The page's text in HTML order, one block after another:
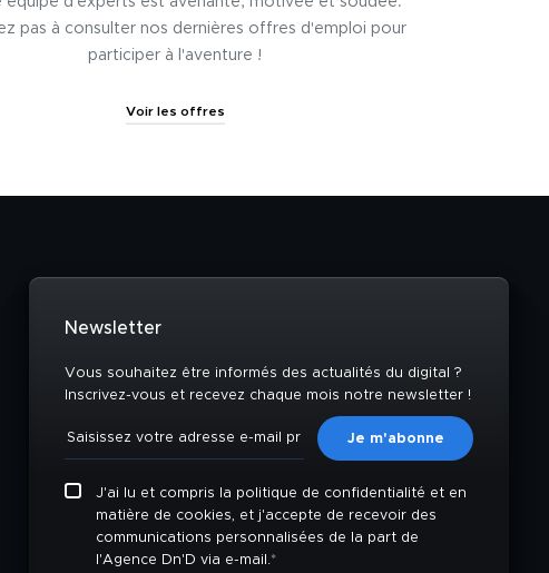
pas à consulter nos dernières offres d'emploi pour
participer à l'aventure !
Voir les offres
Newsletter
Vous souhaitez être informés des actualités du digital ?
Inscrivez-vous et recevez chaque mois notre newsletter !
J'ai lu et compris la politique de confidentialité et en
matière de cookies, et j'accepte de recevoir des
communications personnalisées de la part de
l'Agence Dn'D via e-mail.*